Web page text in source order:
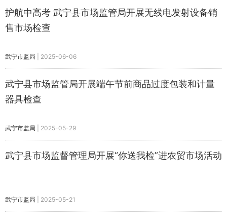
护航中高考 武宁县市场监管局开展无线电发射设备销
售市场检查
武宁市监局 2025-06-06
武宁县市场监管局开展端午节前商品过度包装和计量
器具检查
武宁市监局 2025-05-29
武宁县市场监督管理局开展“你送我检”进农贸市场活动
武宁市监局 2025-05-21